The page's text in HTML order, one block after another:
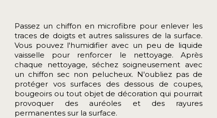
Passez un chiffon en microfibre pour enlever les
traces de doigts et autres salissures de la surface.
Vous pouvez l'humidifier avec un peu de liquide
vaisselle pour renforcer le nettoyage. Après
chaque nettoyage, séchez soigneusement avec
un chiffon sec non pelucheux. N'oubliez pas de
protéger vos surfaces des dessous de coupes,
bougeoirs ou tout objet de décoration qui pourrait
provoquer des auréoles et des rayures
permanentes sur la surface.